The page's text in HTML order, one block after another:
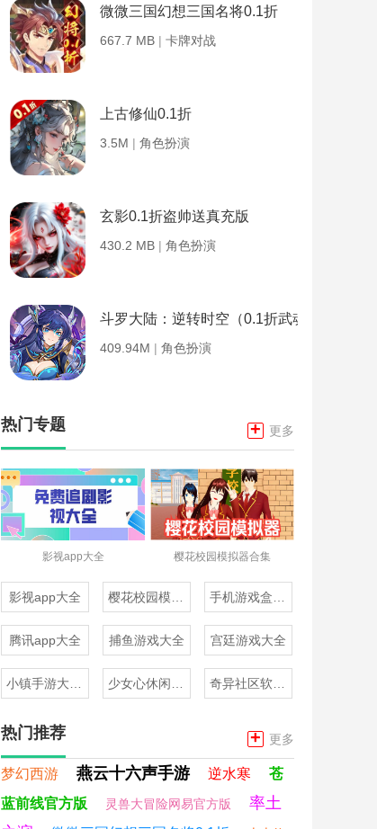
微微三国幻想三国名将0.1折
667.7 MB | 卡牌对战
上古修仙0.1折
3.5M | 角色扮演
玄影0.1折盗帅送真充版
430.2 MB | 角色扮演
斗罗大陆：逆转时空（0.1折武魂觉醒）
409.94M | 角色扮演
热门专题 + 更多
影视app大全 樱花校园模拟器合集
影视app大全
腾讯app大全 捕鱼游戏大全 宫廷游戏大全
热门推荐 + 更多
梦幻西游 燕云十六声手游 逆水寒
苍
蓝前线官方版
灵兽大冒险网易官方版
率土